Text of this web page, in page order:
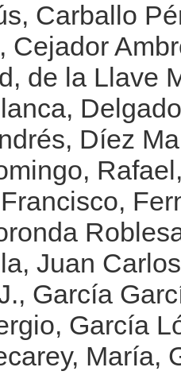
, Carballo
Cejador
, de la Llave
,
, Díez
Rafael
,
Juan Carlos
, García
, García
María,